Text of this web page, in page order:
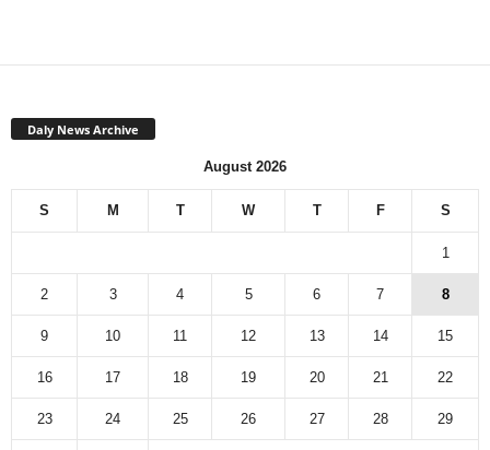
Daly News Archive
August 2026
S M T W T F S
1
2 3 4 5 6 7 8
9 10 11 12 13 14 15
16 17 18 19 20 21 22
23 24 25 26 27 28 29